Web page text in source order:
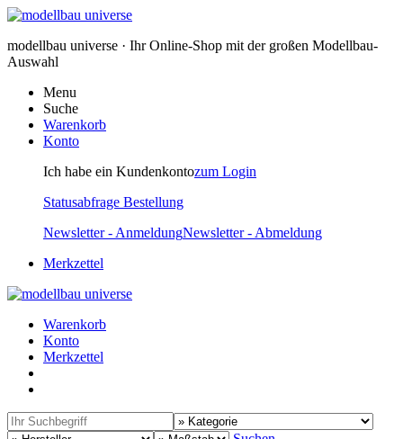
modellbau universe · Ihr Online-Shop mit der großen Modellbau-
Auswahl
Menu
Suche
Warenkorb
Konto
Ich habe ein Kundenkontozum Login
Statusabfrage Bestellung
Newsletter - AnmeldungNewsletter - Abmeldung
Merkzettel
Warenkorb
Konto
Merkzettel